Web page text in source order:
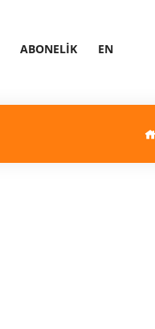
ABONELIK EN